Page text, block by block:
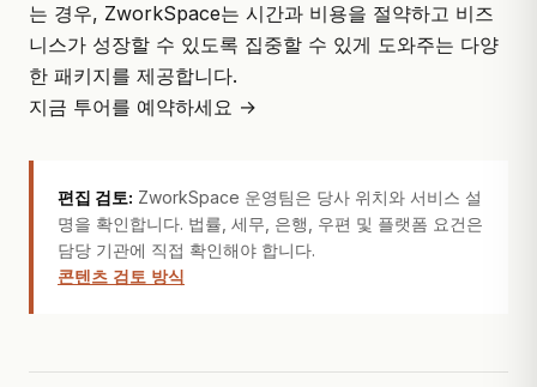
는 경우, ZworkSpace는 시간과 비용을 절약하고 비즈
니스가 성장할 수 있도록 집중할 수 있게 도와주는 다양
한 패키지를 제공합니다.
지금 투어를 예약하세요 →
편집 검토: ZworkSpace 운영팀은 당사 위치와 서비스 설
명을 확인합니다. 법률, 세무, 은행, 우편 및 플랫폼 요건은
담당 기관에 직접 확인해야 합니다.
콘텐츠 검토 방식